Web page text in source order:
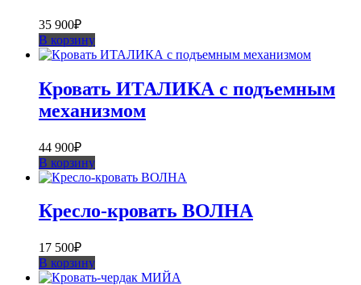
35 900₽
В корзину
Кровать ИТАЛИКА с подъемным
механизмом
44 900₽
В корзину
Кресло-кровать ВОЛНА
17 500₽
В корзину